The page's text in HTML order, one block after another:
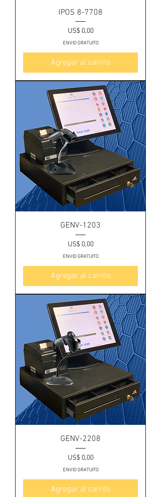
IPOS 8-7708
Precio
US$ 0,00
ENVIO GRATUITO
Agregar al carrito
GENV-1203
Precio
US$ 0,00
ENVIO GRATUITO
Agregar al carrito
GENV-2208
Precio
US$ 0,00
ENVIO GRATUITO
Agregar al carrito